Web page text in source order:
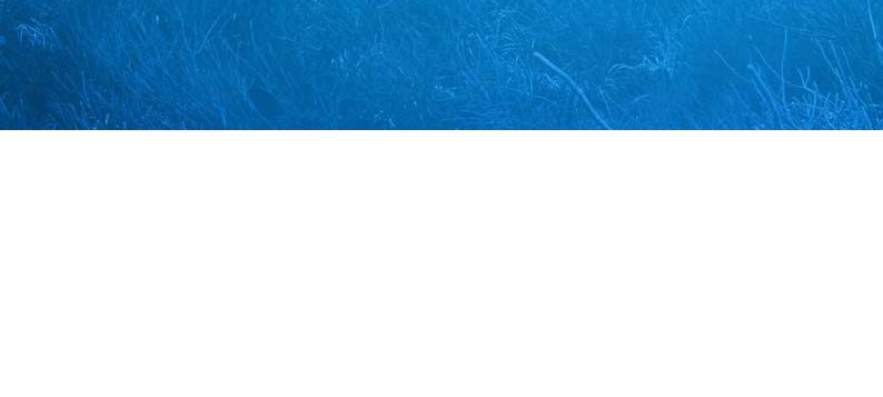
קידום
אתרים